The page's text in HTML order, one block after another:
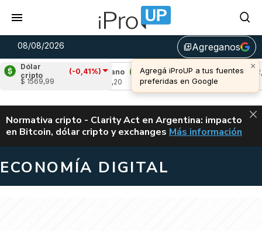
08/08/2026 library_addAgreganos
×
Agregá iProUP a tus fuentes
preferidas en Google
Dólar
cripto
(-0,41%)
$ 1569,99
Cardano
(0,76%)
Avalanche
u$s 6,53
ALERTA
Normativa cripto - Clarity Act en Argentina: impacto
en Bitcoin, dólar cripto y exchanges CLARITY ACT EN
Más información
ECONOMÍA DIGITAL